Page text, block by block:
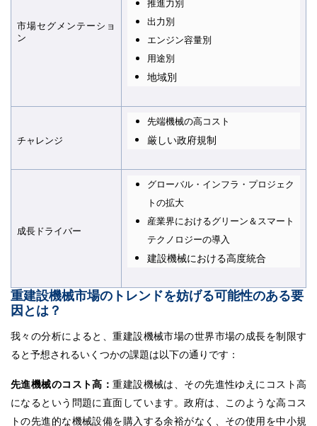
市場セグメンテーショ
ン
推進力別
出力別
エンジン容量別
用途別
地域別
チャレンジ
先端機械の高コスト
厳しい政府規制
成長ドライバー
グローバル・インフラ・プロジェク
トの拡大
産業界におけるグリーン＆スマート
テクノロジーの導入
建設機械における高度統合
重建設機械市場のトレンドを妨げる可能性のある要
因とは？
我々の分析によると、重建設機械市場の世界市場の成長を制限す
ると予想されるいくつかの課題は以下の通りです：
先進機械のコスト高：重建設機械は、その先進性ゆえにコスト高
になるという問題に直面しています。政府は、このような高コス
トの先進的な機械設備を購入する余裕がなく、その使用を中小規